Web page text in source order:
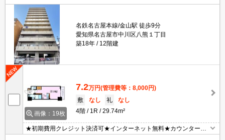
名鉄名古屋本線/金山駅 徒歩9分
愛知県名古屋市中川区八熊１丁目
築18年
12階建
画像：19枚
7.2万円(管理費等：8,000円)
敷
なし 礼
なし
4階
1R 29.74m²
★初期費用クレジット決済可★インターネット無料★カウンターキ
ッチンタイプの１R♪ その他：カギ交換費用 退去時 36,300円、室内